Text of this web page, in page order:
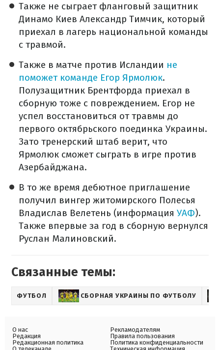
Также не сыграет фланговый защитник
Динамо Киев Александр Тимчик, который
приехал в лагерь национальной команды
с травмой.
Также в матче против Исландии не
поможет команде Егор Ярмолюк.
Полузащитник Брентфорда приехал в
сборную тоже с повреждением. Егор не
успел восстановиться от травмы до
первого октябрьского поединка Украины.
Зато тренерский штаб верит, что
Ярмолюк сможет сыграть в игре против
Азербайджана.
В то же время дебютное приглашение
получил вингер житомирского Полесья
Владислав Велетень (информация УАФ).
Также впервые за год в сборную вернулся
Руслан Малиновский.
Связанные темы:
ФУТБОЛ СБОРНАЯ УКРАИНЫ ПО ФУТБОЛУ
О нас
Редакция
Редакционная политика
Рекламодателям
Правила пользования
Политика конфиденциальности